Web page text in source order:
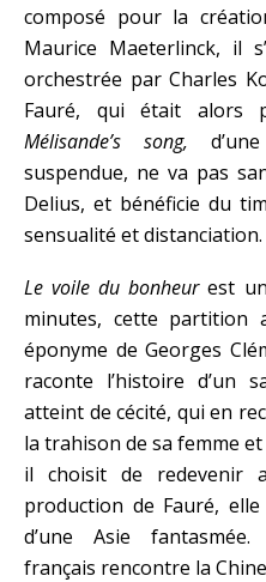
composé pour la
Maurice Maeterlinck, il
orchestrée par Charles
Fauré, qui était alors
Mélisande’s song,
suspendue, ne va pas
Delius, et bénéficie du
sensualité et distanciation.
Le voile du bonheurest
minutes, cette partition
éponyme de Georges
raconte l’histoire d’un
atteint de cécité, qui en
la trahison de sa femme
il choisit de redevenir
production de Fauré,
d’une Asie fantasmée.
français rencontre la